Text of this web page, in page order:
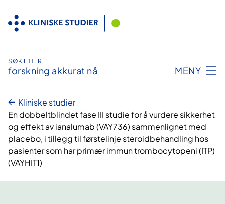
innhold
SØK ETTER
forskning akkurat nå MENY
Kliniske studier
En dobbeltblindet fase III studie for å vurdere sikkerhet
og effekt av ianalumab (VAY736) sammenlignet med
placebo, i tillegg til førstelinje steroidbehandling hos
pasienter som har primær immun trombocytopeni (ITP)
(VAYHIT1)